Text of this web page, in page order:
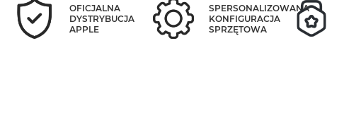
OFICJALNA
DYSTRYBUCJA
APPLE
SPERSONALIZOWANA
KONFIGURACJA
SPRZĘTOWA